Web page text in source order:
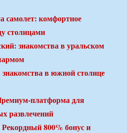
самолет: комфортное
столицами
знакомства в уральском
в южной столице
платформа для
развлечений
800% бонус и